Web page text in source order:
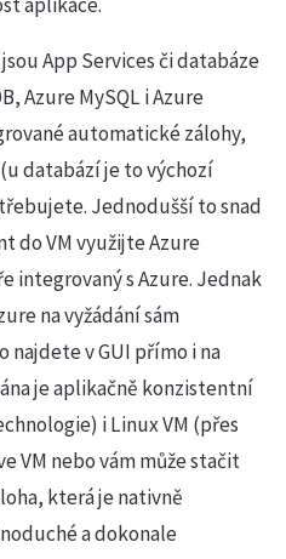
App Services či databáze
Azure MySQL i Azure
automatické zálohy,
databází je to výchozí
Jednodušší to snad
do VM využijte Azure
integrovaný s Azure. Jednak
na vyžádání sám
v GUI přímo i na
je aplikačně konzistentní
i Linux VM (přes
VM nebo vám může stačit
která je nativně
a dokonale